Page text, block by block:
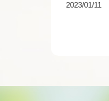
2023/01/11